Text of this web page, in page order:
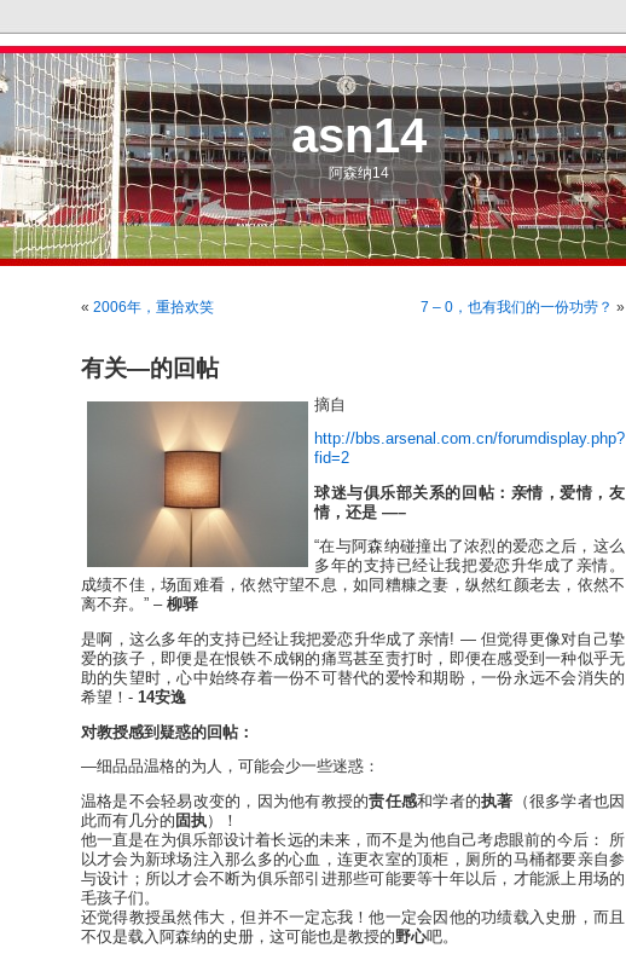
asn14
阿森纳14
« 2006年，重拾欢笑 7 – 0，也有我们的一份功劳？ »
有关—的回帖
摘自
http://bbs.arsenal.com.cn/forumdisplay.php?
fid=2
球迷与俱乐部关系的回帖：亲情，爱情，友
情，还是 —–
“在与阿森纳碰撞出了浓烈的爱恋之后，这么
多年的支持已经让我把爱恋升华成了亲情。
成绩不佳，场面难看，依然守望不息，如同糟糠之妻，纵然红颜老去，依然不
离不弃。” – 柳驿
是啊，这么多年的支持已经让我把爱恋升华成了亲情! — 但觉得更像对自己挚
爱的孩子，即便是在恨铁不成钢的痛骂甚至责打时，即便在感受到一种似乎无
助的失望时，心中始终存着一份不可替代的爱怜和期盼，一份永远不会消失的
希望！- 14安逸
对教授感到疑惑的回帖：
—细品品温格的为人，可能会少一些迷惑：
温格是不会轻易改变的，因为他有教授的责任感和学者的执著 （很多学者也因
此而有几分的 固执）！
他一直是在为俱乐部设计着长远的未来，而不是为他自己考虑眼前的今后： 所
以才会为新球场注入那么多的心血，连更衣室的顶柜，厕所的马桶都要亲自参
与设计；所以才会不断为俱乐部引进那些可能要等十年以后，才能派上用场的
毛孩子们。
还觉得教授虽然伟大，但并不一定忘我！他一定会因他的功绩载入史册，而且
不仅是载入阿森纳的史册，这可能也是教授的野心吧。